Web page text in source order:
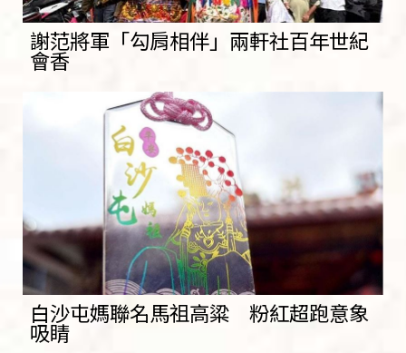
謝范將軍「勾肩相伴」兩軒社百年世紀
會香
白沙屯媽聯名馬祖高粱 粉紅超跑意象
吸睛